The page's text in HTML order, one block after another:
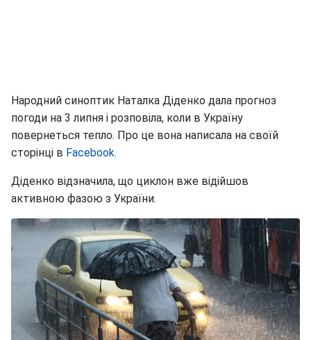
Народний синоптик Наталка Діденко дала прогноз
погоди на 3 липня і розповіла, коли в Україну
повернеться тепло. Про це вона написала на своїй
сторінці в Facebook.
Діденко відзначила, що циклон вже відійшов
активною фазою з України.